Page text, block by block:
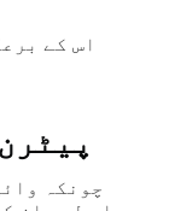
اس کے
4.
چونکہ